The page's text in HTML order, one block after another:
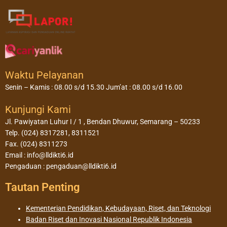
Waktu Pelayanan
Senin – Kamis : 08.00 s/d 15.30 Jum’at : 08.00 s/d 16.00
Kunjungi Kami
Jl. Pawiyatan Luhur I / 1 , Bendan Dhuwur, Semarang – 50233
Telp. (024) 8317281, 8311521
Fax. (024) 8311273
Email : info@lldikti6.id
Pengaduan : pengaduan@lldikti6.id
Tautan Penting
Kementerian Pendidikan, Kebudayaan, Riset, dan Teknologi
Badan Riset dan Inovasi Nasional Republik Indonesia